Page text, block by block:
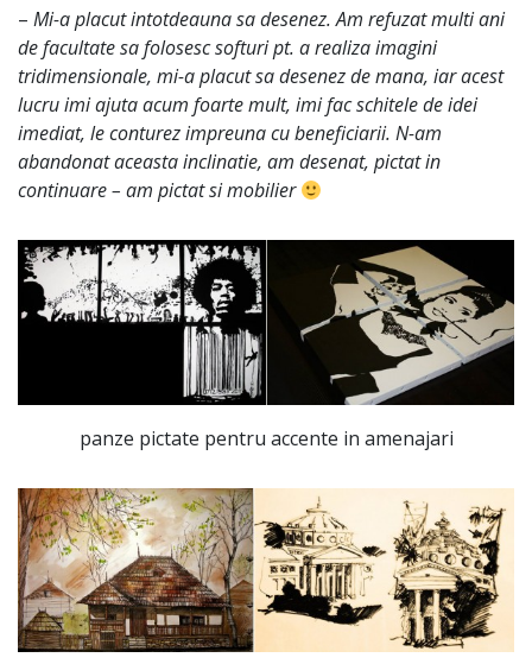
– Mi-a placut intotdeauna sa desenez. Am refuzat multi ani
de facultate sa folosesc softuri pt. a realiza imagini
tridimensionale, mi-a placut sa desenez de mana, iar acest
lucru imi ajuta acum foarte mult, imi fac schitele de idei
imediat, le conturez impreuna cu beneficiarii. N-am
abandonat aceasta inclinatie, am desenat, pictat in
continuare – am pictat si mobilier
panze pictate pentru accente in amenajari